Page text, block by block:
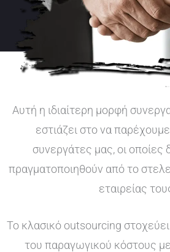
Αυτή η ιδιαίτερη μορφή
εστιάζει στο να
συνεργάτες μας, οι οποίες
πραγματοποιηθούν από το
εταιρείας
Το κλασικό outsourcing
του παραγωγικού κόστους